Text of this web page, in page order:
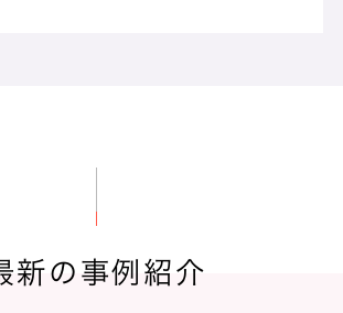
新の事例紹介